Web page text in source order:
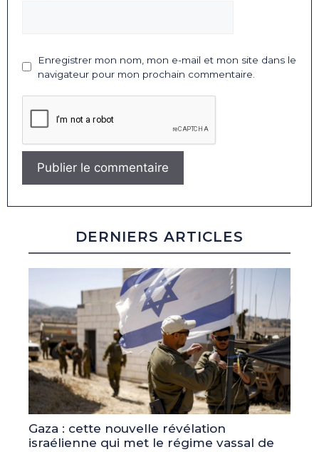
Enregistrer mon nom, mon e-mail et mon site dans le
navigateur pour mon prochain commentaire.
DERNIERS ARTICLES
Gaza : cette nouvelle révélation
israélienne qui met le régime vassal de